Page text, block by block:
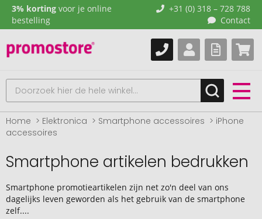
3% korting voor je online
bestelling
+31 (0) 318 – 728 788
Contact
Home Elektronica Smartphone accessoires
iPhone
accessoires
Smartphone artikelen bedrukken
Smartphone promotieartikelen zijn net zo'n deel van ons
dagelijks leven geworden als het gebruik van de smartphone
zelf....